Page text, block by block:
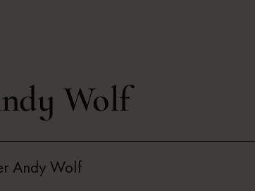
Wolf
Andy Wolf